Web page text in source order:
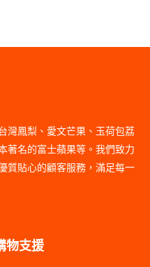
灣鳳梨、愛文芒果、玉荷包荔
著名的富士蘋果等。我們致力
質貼心的顧客服務，滿足每一
物支援